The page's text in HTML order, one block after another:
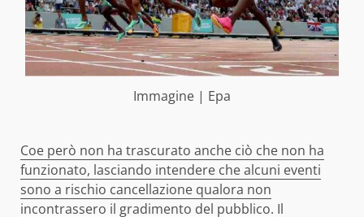
Immagine | Epa
Coe però non ha trascurato anche ciò che non ha
funzionato, lasciando intendere che alcuni eventi
sono a rischio cancellazione qualora non
incontrassero il gradimento del pubblico. Il